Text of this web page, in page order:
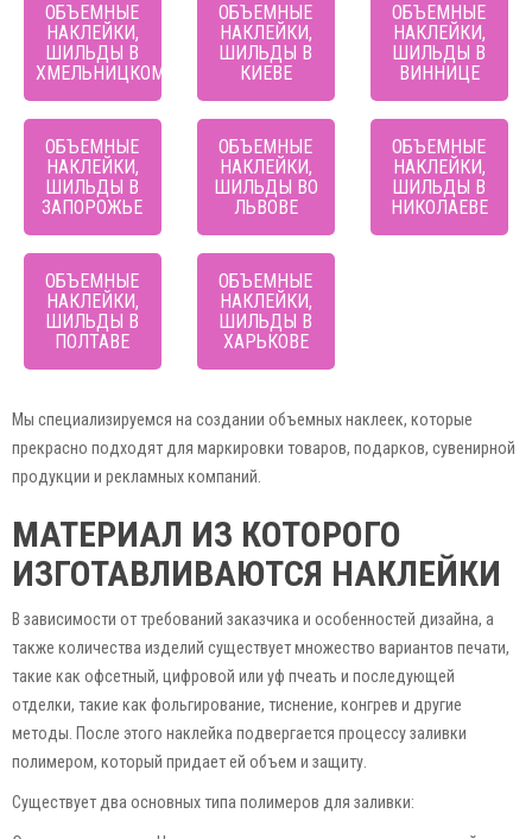
ОБЪЕМНЫЕ
НАКЛЕЙКИ,
ШИЛЬДЫ В
ХМЕЛЬНИЦКОМ
ОБЪЕМНЫЕ
НАКЛЕЙКИ,
ШИЛЬДЫ В
КИЕВЕ
ОБЪЕМНЫЕ
НАКЛЕЙКИ,
ШИЛЬДЫ В
ВИННИЦЕ
ОБЪЕМНЫЕ
НАКЛЕЙКИ,
ШИЛЬДЫ В
ЗАПОРОЖЬЕ
ОБЪЕМНЫЕ
НАКЛЕЙКИ,
ШИЛЬДЫ ВО
ЛЬВОВЕ
ОБЪЕМНЫЕ
НАКЛЕЙКИ,
ШИЛЬДЫ В
НИКОЛАЕВЕ
ОБЪЕМНЫЕ
НАКЛЕЙКИ,
ШИЛЬДЫ В
ПОЛТАВЕ
ОБЪЕМНЫЕ
НАКЛЕЙКИ,
ШИЛЬДЫ В
ХАРЬКОВЕ
Мы специализируемся на создании объемных наклеек, которые
прекрасно подходят для маркировки товаров, подарков, сувенирной
продукции и рекламных компаний.
МАТЕРИАЛ ИЗ КОТОРОГО
ИЗГОТАВЛИВАЮТСЯ НАКЛЕЙКИ
В зависимости от требований заказчика и особенностей дизайна, а
также количества изделий существует множество вариантов печати,
такие как офсетный, цифровой или уф пчеать и последующей
отделки, такие как фольгирование, тиснение, конгрев и другие
методы. После этого наклейка подвергается процессу заливки
полимером, который придает ей объем и защиту.
Существует два основных типа полимеров для заливки: